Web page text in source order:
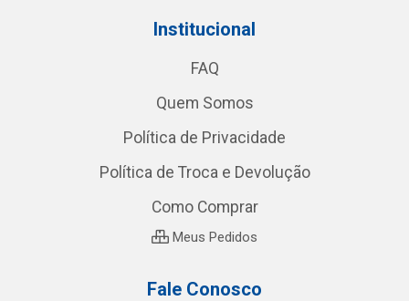
Institucional
FAQ
Quem Somos
Política de Privacidade
Política de Troca e Devolução
Como Comprar
Meus Pedidos
Fale Conosco